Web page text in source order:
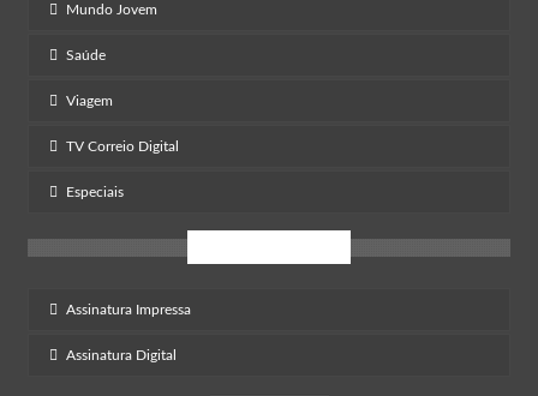
Mundo Jovem
Saúde
Viagem
TV Correio Digital
Especiais
Assinatura Impressa
Assinatura Digital